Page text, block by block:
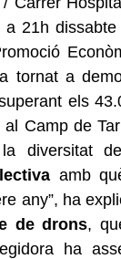
a 21h
tornat a
els
Camp de
diversitat
amb
any”, ha
de drons,
ha